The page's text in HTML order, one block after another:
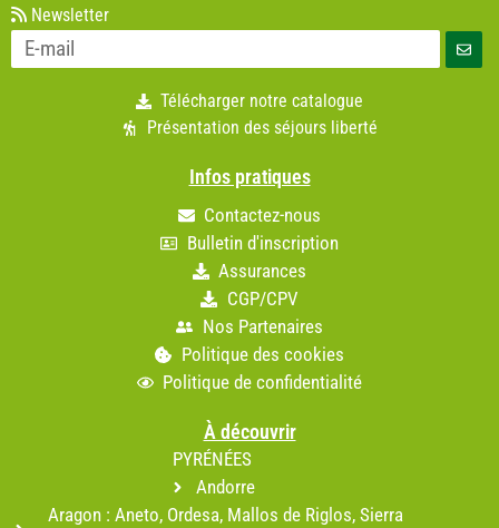
Newsletter
Télécharger notre catalogue
Présentation des séjours liberté
Infos pratiques
Contactez-nous
Bulletin d'inscription
Assurances
CGP/CPV
Nos Partenaires
Politique des cookies
Politique de confidentialité
À découvrir
PYRÉNÉES
Andorre
Aragon : Aneto, Ordesa, Mallos de Riglos, Sierra